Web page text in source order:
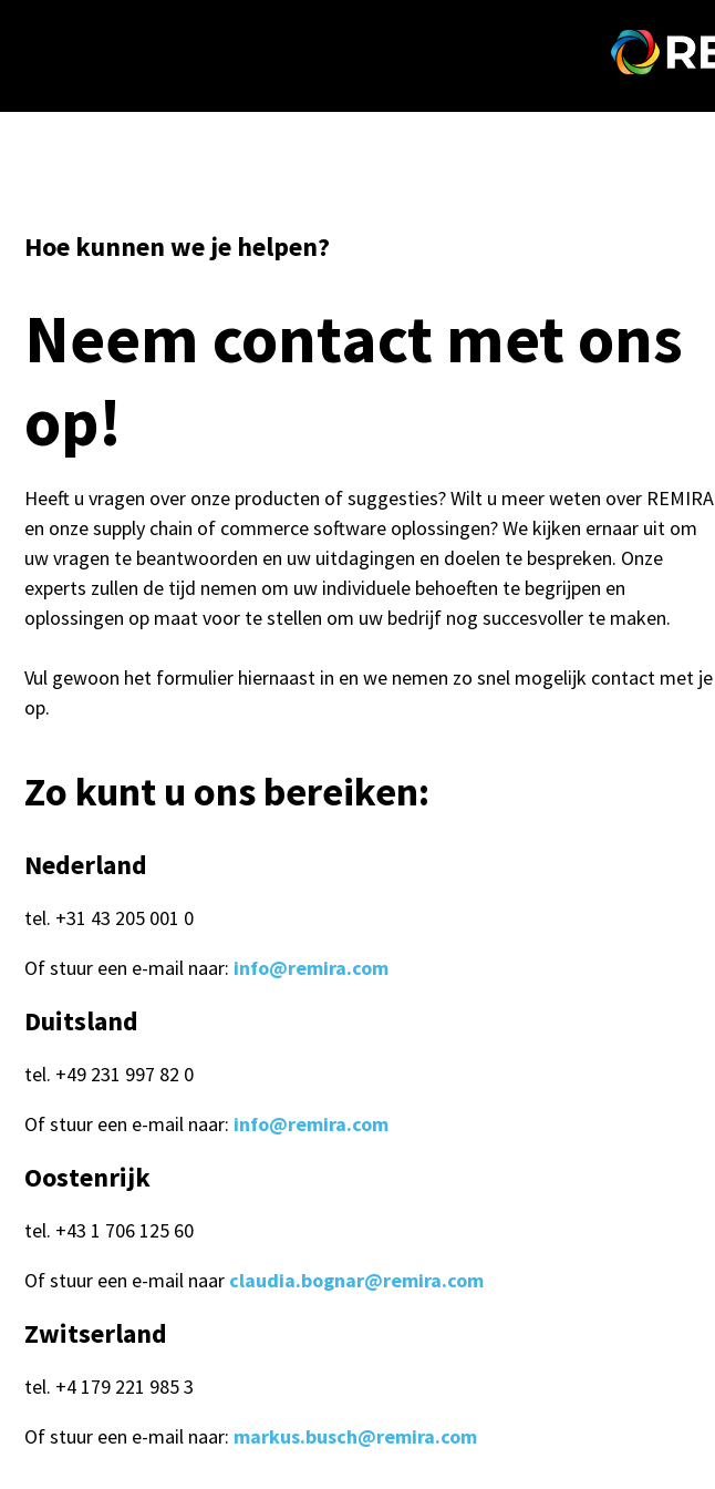
Hoe kunnen we je helpen?
Neem contact met ons
op!
Heeft u vragen over onze producten of suggesties? Wilt u meer weten over REMIRA
en onze supply chain of commerce software oplossingen? We kijken ernaar uit om
uw vragen te beantwoorden en uw uitdagingen en doelen te bespreken. Onze
experts zullen de tijd nemen om uw individuele behoeften te begrijpen en
oplossingen op maat voor te stellen om uw bedrijf nog succesvoller te maken.
Vul gewoon het formulier hiernaast in en we nemen zo snel mogelijk contact met je
op.
Zo kunt u ons bereiken:
Nederland
tel. +31 43 205 001 0
Of stuur een e-mail naar: info@remira.com
Duitsland
tel. +49 231 997 82 0
Of stuur een e-mail naar: info@remira.com
Oostenrijk
tel. +43 1 706 125 60
Of stuur een e-mail naar claudia.bognar@remira.com
Zwitserland
tel. +4 179 221 985 3
Of stuur een e-mail naar: markus.busch@remira.com